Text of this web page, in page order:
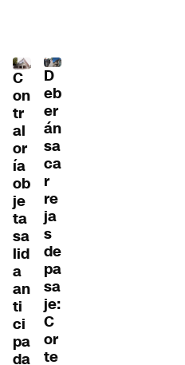
C
on
tr
al
or
ía
ob
je
ta
sa
lid
a
an
ti
ci
pa
da
D
eb
er
án
sa
ca
r
re
ja
s
de
pa
sa
je:
C
or
te